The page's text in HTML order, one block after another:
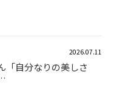
2026.07.11
「自分なりの美しさ